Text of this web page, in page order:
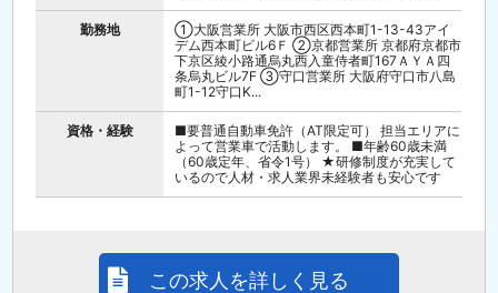
勤務地
①大阪営業所 大阪市西区西本町1-13-43アイ
デム西本町ビル6Ｆ ②京都営業所 京都府京都市
下京区綾小路通烏丸西入童侍者町167ＡＹＡ四
条烏丸ビル7F ③守口営業所 大阪府守口市八島
町1-12守口K...
資格・経験
■要普通自動車免許（AT限定可） 担当エリアに
よって営業車で活動します。 ■年齢60歳未満
（60歳定年、省令1号） ★研修制度が充実して
いるので人材・求人業界未経験者も安心です
この求人を詳しく見る